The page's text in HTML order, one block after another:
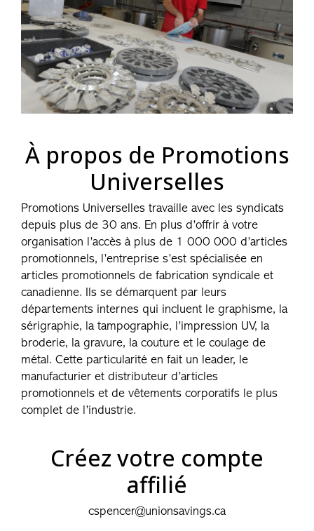
À propos de Promotions
Universelles
Promotions Universelles travaille avec les syndicats
depuis plus de 30 ans. En plus d’offrir à votre
organisation l’accès à plus de 1 000 000 d’articles
promotionnels, l’entreprise s’est spécialisée en
articles promotionnels de fabrication syndicale et
canadienne. Ils se démarquent par leurs
départements internes qui incluent le graphisme, la
sérigraphie, la tampographie, l’impression UV, la
broderie, la gravure, la couture et le coulage de
métal. Cette particularité en fait un leader, le
manufacturier et distributeur d’articles
promotionnels et de vêtements corporatifs le plus
complet de l’industrie.
Créez votre compte
affilié
cspencer@unionsavings.ca